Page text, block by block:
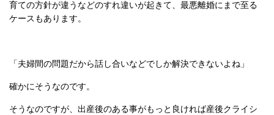
育ての方針が違うなどのすれ違いが起きて、最悪離婚にまで至る
ケースもあります。
「夫婦間の問題だから話し合いなどでしか解決できないよね」
確かにそうなのです。
そうなのですが、出産後のある事がもっと良ければ産後クライシ